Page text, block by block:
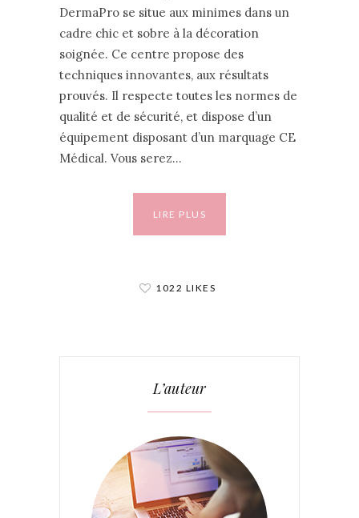
DermaPro se situe aux minimes dans un
cadre chic et sobre à la décoration
soignée. Ce centre propose des
techniques innovantes, aux résultats
prouvés. Il respecte toutes les normes de
qualité et de sécurité, et dispose d’un
équipement disposant d’un marquage CE
Médical. Vous serez…
LIRE PLUS
1022 LIKES
L’auteur